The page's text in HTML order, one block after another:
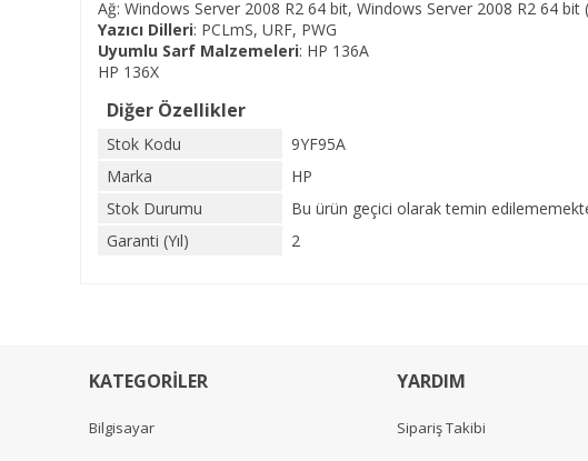
Ağ: Windows Server 2008 R2 64 bit, Windows Server 2008 R2 64
Yazıcı Dilleri: PCLmS, URF, PWG
Uyumlu Sarf Malzemeleri: HP 136A
HP 136X
Diğer Özellikler
Stok Kodu
9YF95A
Marka
HP
Stok Durumu
Bu ürün geçici olarak temin
Garanti (Yıl)
2
KATEGORİLER
Bilgisayar
YARDIM
Sipariş Takibi